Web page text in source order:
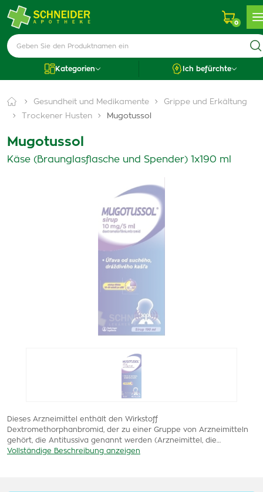
0
Kategorien Ich befürchte
Gesundheit und Medikamente
Grippe und Erkältung
Trockener Husten
Mugotussol
Mugotussol
Käse (Braunglasflasche und Spender) 1x190 ml
Dieses Arzneimittel enthält den Wirkstoff
Dextromethorphanbromid, der zu einer Gruppe von Arzneimitteln
gehört, die Antitussiva genannt werden (Arzneimittel, die…
Vollständige Beschreibung anzeigen